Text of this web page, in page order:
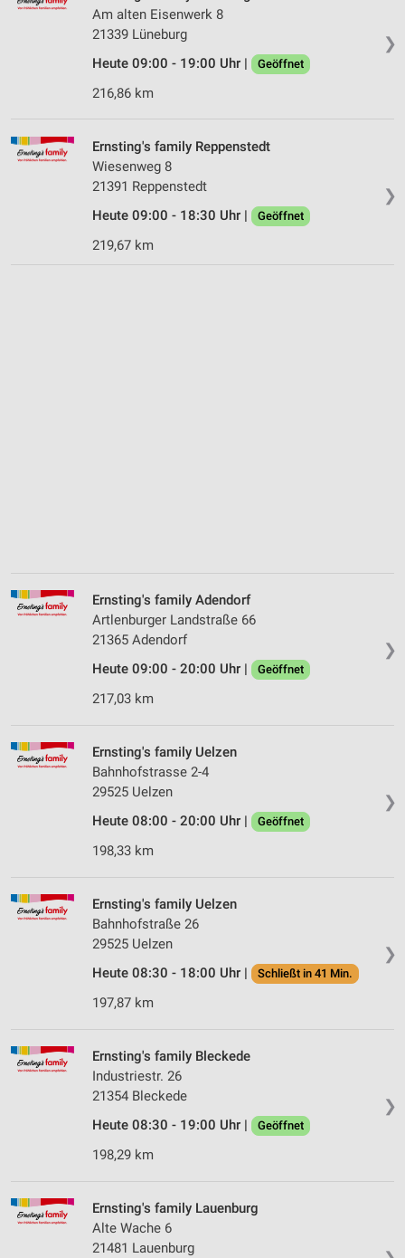
❯
Am alten Eisenwerk 8
21339 Lüneburg
Heute 09:00 - 19:00 Uhr |
Geöffnet
216,86 km
❯
Ernsting's family Reppenstedt
Wiesenweg 8
21391 Reppenstedt
Heute 09:00 - 18:30 Uhr |
Geöffnet
219,67 km
❯
Ernsting's family Adendorf
Artlenburger Landstraße 66
21365 Adendorf
Heute 09:00 - 20:00 Uhr |
Geöffnet
217,03 km
❯
Ernsting's family Uelzen
Bahnhofstrasse 2-4
29525 Uelzen
Heute 08:00 - 20:00 Uhr |
Geöffnet
198,33 km
❯
Ernsting's family Uelzen
Bahnhofstraße 26
29525 Uelzen
Heute 08:30 - 18:00 Uhr |
Schließt in 41 Min.
197,87 km
❯
Ernsting's family Bleckede
Industriestr. 26
21354 Bleckede
Heute 08:30 - 19:00 Uhr |
Geöffnet
198,29 km
Ernsting's family Lauenburg
Alte Wache 6
21481 Lauenburg